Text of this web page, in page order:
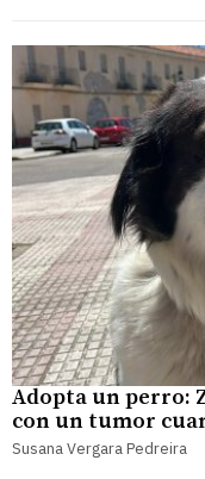
Adopta un perro:
con un tumor
Susana Vergara Pedreira